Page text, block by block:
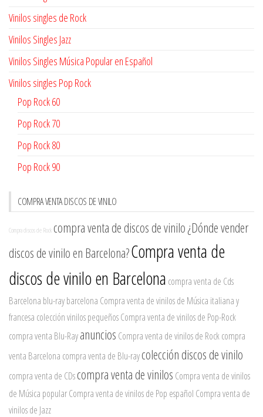
Vinilos singles de Rock
Vinilos Singles Jazz
Vinilos Singles Música Popular en Español
Vinilos singles Pop Rock
Pop Rock 60
Pop Rock 70
Pop Rock 80
Pop Rock 90
COMPRA VENTA DISCOS DE VINILO
Compra discos de Rock compra venta de discos de vinilo¿Dónde vender
discos de vinilo en Barcelona?Compra venta de
discos de vinilo en Barcelona compra venta de Cds
Barcelona blu-ray barcelona Compra venta de vinilos de Música italiana y
francesa colección vinilos pequeñosCompra venta de vinilos de Pop-Rock
compra venta Blu-Rayanuncios Compra venta de vinilos de Rockcompra
venta Barcelona compra venta de Blu-raycolección discos de vinilo
compra venta de CDscompra venta de vinilos Compra venta de vinilos
de Música popularCompra venta de vinilos de Pop español Compra venta de
vinilos de Jazz